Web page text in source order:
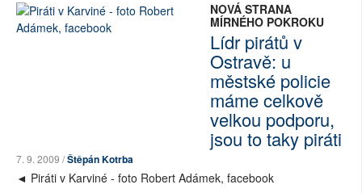
NOVÁ STRANA
MÍRNÉHO POKROKU
Lídr pirátů v
Ostravě: u
městské policie
máme celkově
velkou podporu,
jsou to taky piráti
7. 9. 2009 /Štěpán Kotrba
◄ Piráti v Karviné - foto Robert Adámek, facebook